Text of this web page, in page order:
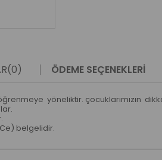
(0) ÖDEME SEÇENEKLERI
yöneliktir. çocuklarımızın
belgelidir.